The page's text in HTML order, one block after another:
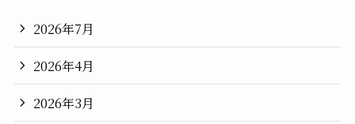
2026年7月
2026年4月
2026年3月